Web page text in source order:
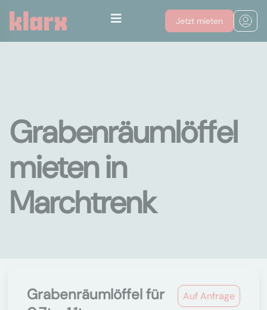
Jetzt mieten
Grabenräumlöffel
mieten in
Marchtrenk
Auf Anfrage
Grabenräumlöffel für